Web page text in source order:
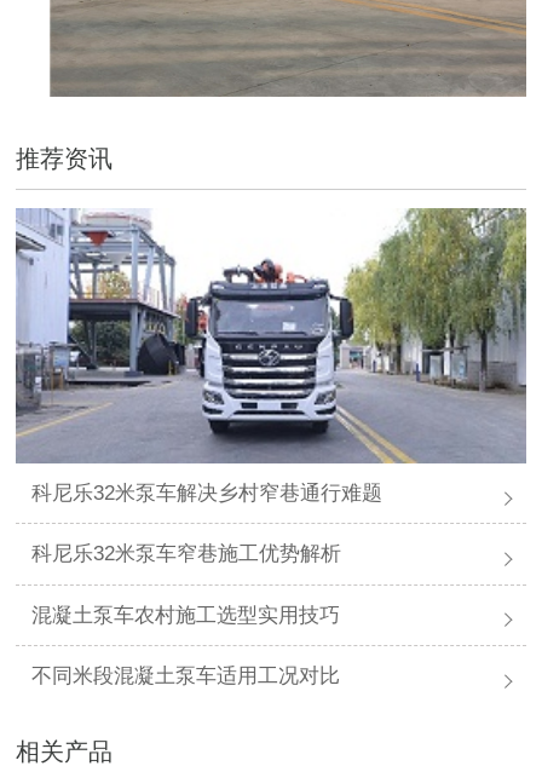
推荐资讯
科尼乐32米泵车解决乡村窄巷通行难题
科尼乐32米泵车窄巷施工优势解析
混凝土泵车农村施工选型实用技巧
不同米段混凝土泵车适用工况对比
相关产品